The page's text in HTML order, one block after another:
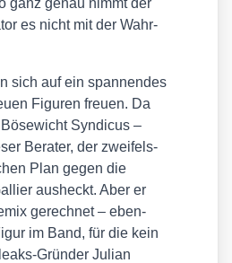
ganz genau nimmt der
es nicht mit der Wahr­
sich auf ein span­nen­des
Figu­ren freu­en. Da
Syn­di­cus –
Bera­ter, der zwei­fels­
Plan gegen die
aus­heckt. Aber er
gerech­net – eben­
im Band, für die kein
Grün­der Juli­an